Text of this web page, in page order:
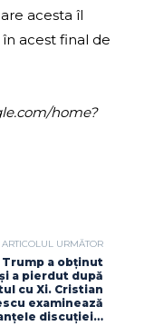
acesta îl
acest final de
home?
ARTICOLUL URMĂTOR
Trump a obținut
și a pierdut după
cu Xi. Cristian
examinează
discuției…